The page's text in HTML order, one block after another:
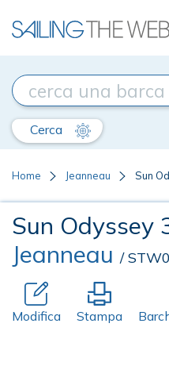
Cerca
Home Jeanneau Sun
Sun Odyssey
Jeanneau /
Modifica Stampa